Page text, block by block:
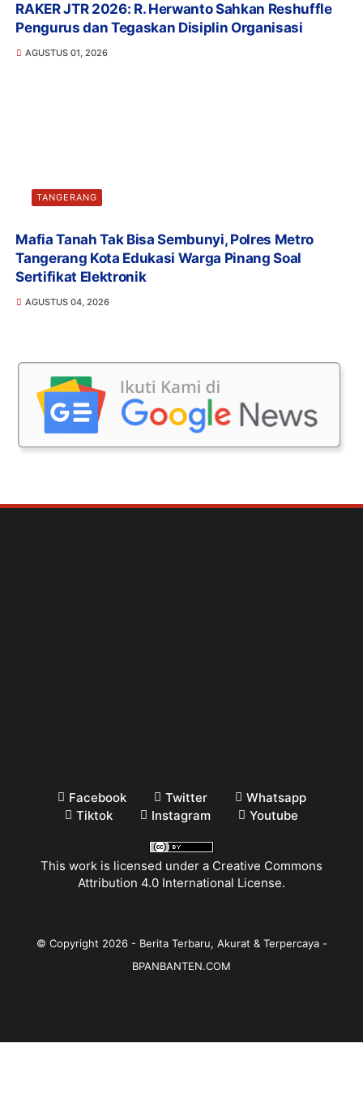
RAKER JTR 2026: R. Herwanto Sahkan Reshuffle
Pengurus dan Tegaskan Disiplin Organisasi
AGUSTUS 01, 2026
TANGERANG
Mafia Tanah Tak Bisa Sembunyi, Polres Metro
Tangerang Kota Edukasi Warga Pinang Soal
Sertifikat Elektronik
AGUSTUS 04, 2026
Facebook Twitter
Whatsapp
Tiktok
Instagram Youtube
This work is licensed under a Creative Commons
Attribution 4.0 International License.
© Copyright 2026- Berita Terbaru, Akurat & Terpercaya -
BPANBANTEN.COM